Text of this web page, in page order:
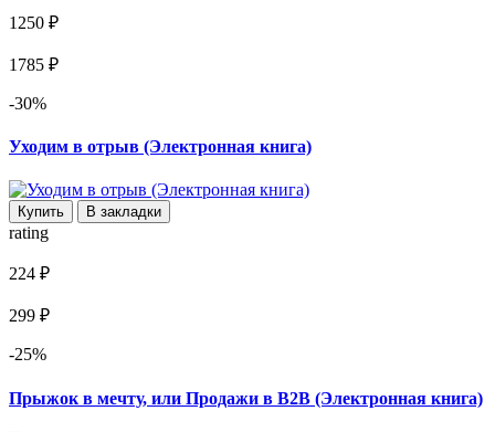
1250 ₽
1785 ₽
-30%
Уходим в отрыв (Электронная книга)
Купить В закладки
rating
224 ₽
299 ₽
-25%
Прыжок в мечту, или Продажи в B2B (Электронная книга)